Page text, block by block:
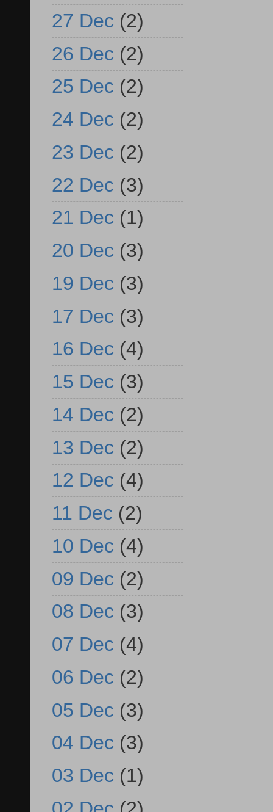
27 Dec (2)
26 Dec (2)
25 Dec (2)
24 Dec (2)
23 Dec (2)
22 Dec (3)
21 Dec (1)
20 Dec (3)
19 Dec (3)
17 Dec (3)
16 Dec (4)
15 Dec (3)
14 Dec (2)
13 Dec (2)
12 Dec (4)
11 Dec (2)
10 Dec (4)
09 Dec (2)
08 Dec (3)
07 Dec (4)
06 Dec (2)
05 Dec (3)
04 Dec (3)
03 Dec (1)